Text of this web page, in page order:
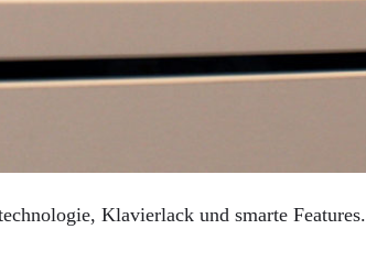
Klavierlack und smarte Features.